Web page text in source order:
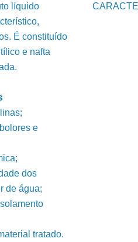
líquido
É constituído
e nafta
e
dos
de água;
tratado.